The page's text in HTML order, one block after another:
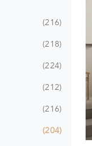
216
218
224
212
216
204